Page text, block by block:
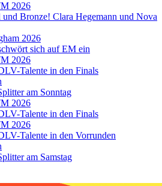
2026
und Bronze! Clara Hegemann und Nova
2026
sich auf EM ein
2026
Talente in den Finals
am Sonntag
2026
Talente in den Finals
2026
Talente in den Vorrunden
am Samstag